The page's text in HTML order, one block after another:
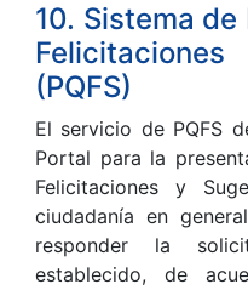
10. Sistema
(PQFS)
El servicio de PQFS
Portal para la
Felicitaciones y
ciudadanía en
responder la
establecido, de